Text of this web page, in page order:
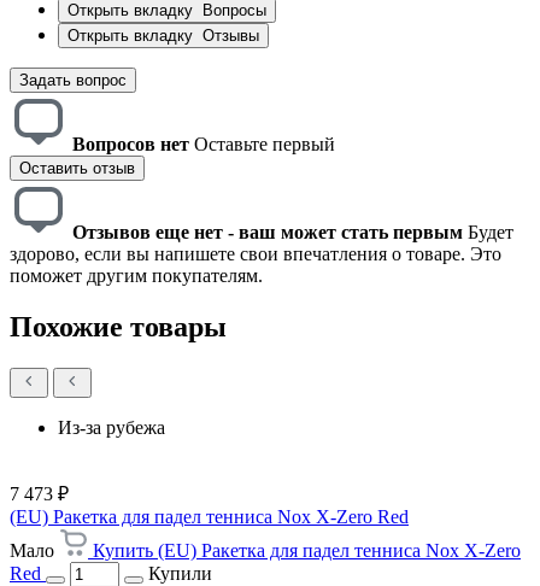
Открыть вкладку
Вопросы
Открыть вкладку Отзывы
Задать вопрос
Вопросов нет Оставьте первый
Оставить отзыв
Отзывов еще нет - ваш может стать первым Будет
здорово, если вы напишете свои впечатления о товаре. Это
поможет другим покупателям.
Похожие товары
Из-за рубежа
7 473 ₽
(EU) Ракетка для падел тенниса Nox X-Zero Red
Мало
Купить (EU) Ракетка для падел тенниса Nox X-Zero
Red
Купили